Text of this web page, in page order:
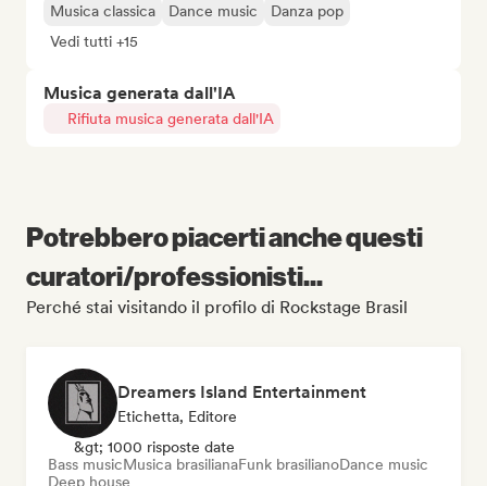
Musica classica
Dance music
Danza pop
Vedi tutti +15
Musica generata dall'IA
Rifiuta musica generata dall'IA
Potrebbero piacerti anche questi
curatori/professionisti...
Perché stai visitando il profilo di Rockstage Brasil
Dreamers Island Entertainment
Etichetta, Editore
&gt; 1000 risposte date
Bass musicMusica brasilianaFunk brasilianoDance music
Deep house